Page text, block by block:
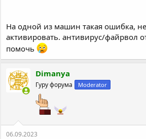
На одной из машин такая ошибка, не
активировать. антивирус/файрвол
помочь
Dimanya
Гуру форума Moderator
06.09.2023